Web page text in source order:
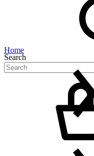
Search
Home